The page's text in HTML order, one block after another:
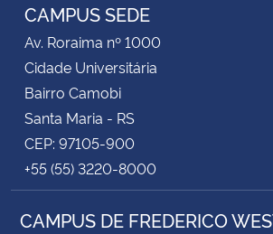
CAMPUS SEDE
Av. Roraima nº 1000
Cidade Universitária
Bairro Camobi
Santa Maria - RS
CEP: 97105-900
+55 (55) 3220-8000
CAMPUS DE FREDERICO